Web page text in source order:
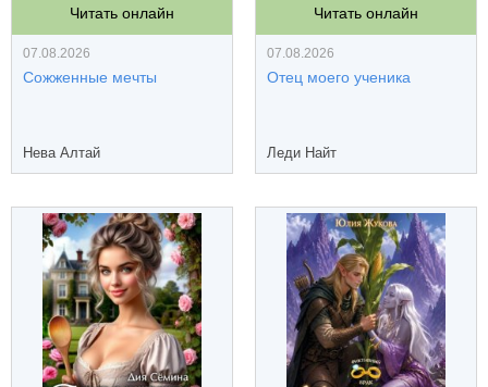
Читать онлайн
07.08.2026
Сожженные мечты
Нева Алтай
Читать онлайн
07.08.2026
Отец моего ученика
Леди Найт